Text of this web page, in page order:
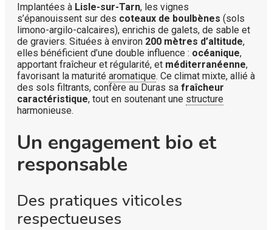
Implantées à Lisle-sur-Tarn, les vignes
s’épanouissent sur des coteaux de boulbènes (sols
limono-argilo-calcaires), enrichis de galets, de sable et
de graviers. Situées à environ 200 mètres d’altitude,
elles bénéficient d’une double influence : océanique,
apportant fraîcheur et régularité, et méditerranéenne,
favorisant la maturité aromatique. Ce climat mixte, allié à
des sols filtrants, confère au Duras sa fraîcheur
caractéristique, tout en soutenant une structure
harmonieuse.
Un engagement bio et
responsable
Des pratiques viticoles
respectueuses